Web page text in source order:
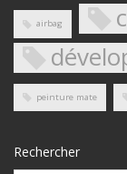
airbag
peinture mate
Rechercher